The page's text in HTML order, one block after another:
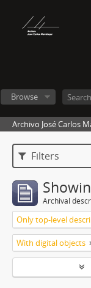
Browse
Archivo José Carlos
Filters
Archival
Only top-level
With digital objects